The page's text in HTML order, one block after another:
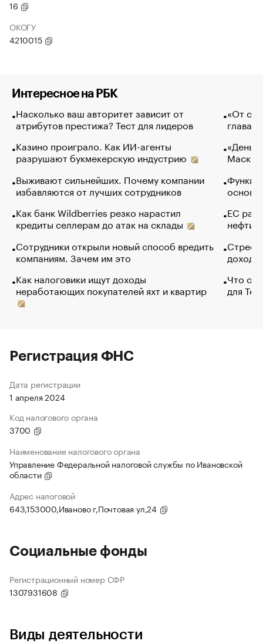
16
ОКОГУ
4210015
Интересное на РБК
Насколько ваш авторитет зависит от
атрибутов престижа? Тест для лидеров
Казино проиграло. Как ИИ-агенты
разрушают букмекерскую индустрию
Выживают сильнейших. Почему компании
избавляются от лучших сотрудников
Как банк Wildberries резко нарастил
кредиты селлерам до атак на склады
Сотрудники открыли новый способ вредить
компаниям. Зачем им это
Как налоговики ищут доходы
неработающих покупателей яхт и квартир
«От
глава
Маск в
основ
ЕС
нефти
Что
для
Регистрация ФНС
Дата регистрации
1 апреля 2024
Код налогового органа
3700
Наименование налогового органа
Управление Федеральной налоговой службы по Ивановской
области
Адрес налоговой
643,153000,Иваново г,Почтовая ул,24
Социальные фонды
Регистрационный номер СФР
1307931608
Виды деятельности